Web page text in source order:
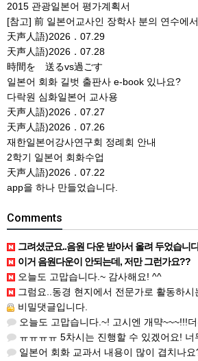
2015 관광일본어 평가계획서
天声人語)2026．07.29
天声人語)2026．07.28
時間を 送るvs過ごす
일본어 회화 길벗 출판사 e-book 있나요?
다락원 심화일본어 교사용
天声人語)2026．07.27
天声人語)2026．07.26
재한일본어강사연구회 정례회 안내
2학기 일본어 회화수업
天声人語)2026．07.22
app을 하나 만들었습니다.
Comments
그려셨군요..음원 다운 받아서 올려 두었습니다. 불편하
이거 음원다운이 안되는데, 저만 그런가요??
오늘도 고맙습니다.~ 감사해요! ^^
그럼요..동경 현지에서 전문가로 활동하시는 기모
비밀댓글입니다.
오늘도 고맙습니다.~! 고시엔 개먁~~~!!!더위에 어떨
ㅠㅠㅠㅠ 5차시는 진행할 수 있겠어요! 너무 귀한 자
일본어 회화 교과서 내용이 많이 겹치나요? 저는 1,2학기 출판사가 달라서인지,